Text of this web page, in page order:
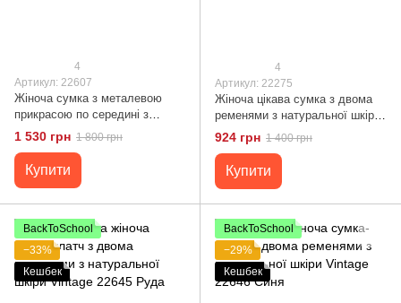
4
Артикул: 22607
Жіноча сумка з металевою
прикрасою по середині з
натуральної шкіри Vintage
22607 Чорна
1 530 грн 1 800 грн
Купити
4
Артикул: 22275
Жіноча цікава сумка з двома
ременями з натуральної шкіри
Vintage 22275 Сірий
924 грн 1 400 грн
Купити
BackToSchool
−33%
Кешбек
BackToSchool
−29%
Кешбек